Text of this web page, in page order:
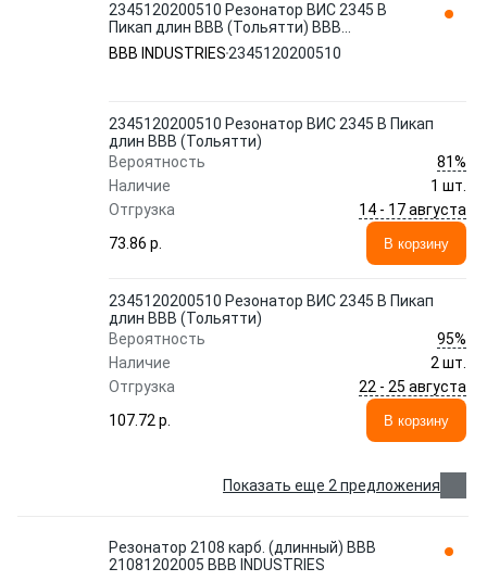
2345120200510 Резонатор ВИС 2345 В
Пикап длин ВВВ (Тольятти) BBB
INDUSTRIES
BBB INDUSTRIES 2345120200510
2345120200510 Резонатор ВИС 2345 В Пикап
длин ВВВ (Тольятти)
Вероятность
81%
Наличие
1 шт.
Отгрузка
14 - 17 августа
73.86 p.
В корзину
2345120200510 Резонатор ВИС 2345 В Пикап
длин ВВВ (Тольятти)
Вероятность
95%
Наличие
2 шт.
Отгрузка
22 - 25 августа
107.72 p.
В корзину
Показать еще 2 предложения
Резонатор 2108 карб. (длинный) ВВВ
21081202005 BBB INDUSTRIES